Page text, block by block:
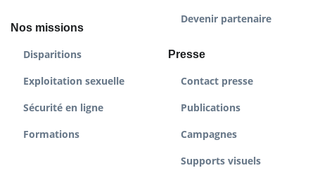
Nos missions
Disparitions
Exploitation sexuelle
Sécurité en ligne
Formations
Devenir partenaire
Presse
Contact presse
Publications
Campagnes
Supports visuels